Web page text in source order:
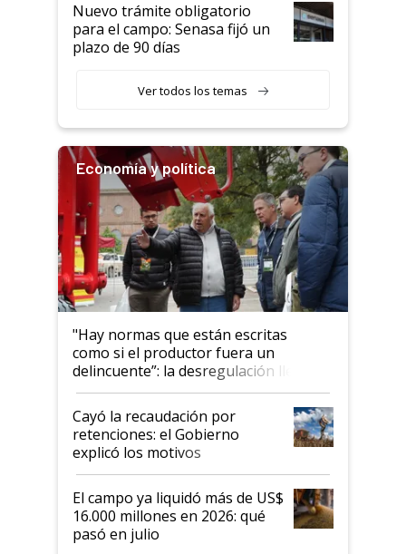
Nuevo trámite obligatorio
para el campo: Senasa fijó un
plazo de 90 días
Ver todos los temas
Economía y política
"Hay normas que están escritas
como si el productor fuera un
delincuente”: la desregulación llegó
al Congreso Aapresid y hasta se
habló del financiamiento al IPCVA
Cayó la recaudación por
retenciones: el Gobierno
explicó los motivos
El campo ya liquidó más de US$
16.000 millones en 2026: qué
pasó en julio